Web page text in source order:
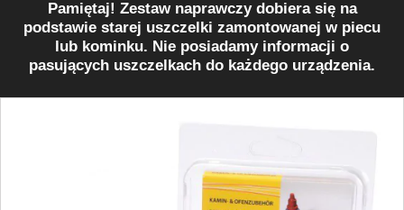
Pamiętaj! Zestaw naprawczy dobiera się na
podstawie starej uszczelki zamontowanej w piecu
lub kominku. Nie posiadamy informacji o
pasujących uszczelkach do każdego urządzenia.